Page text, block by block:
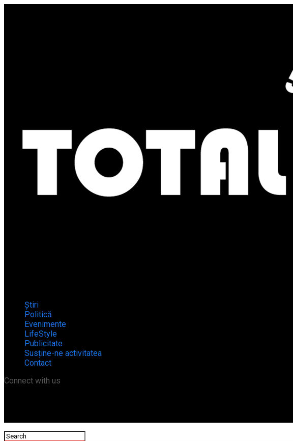
Știri
Politică
Evenimente
LifeStyle
Publicitate
Susține-ne activitatea
Contact
Connect with us